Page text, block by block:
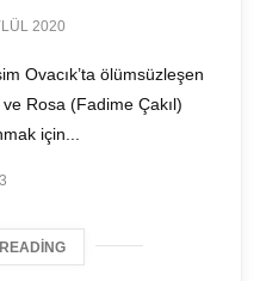
2020
Ovacık’ta ölümsüzleşen
Rosa (Fadime Çakıl)
için...
3